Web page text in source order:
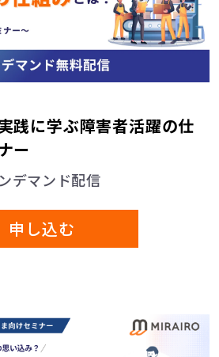
情報の取得及び利用
取得及び利用はありません。
、ウェブビーコン、広告識別
術を用いて、個人関連情報（単
を識別できないものの、他の情報
る場合があります。
効果測定のために第三者の運営ツ
用者情報の送信について
践に学ぶ障害者活躍の仕
ー
デマンド配信
申し込む